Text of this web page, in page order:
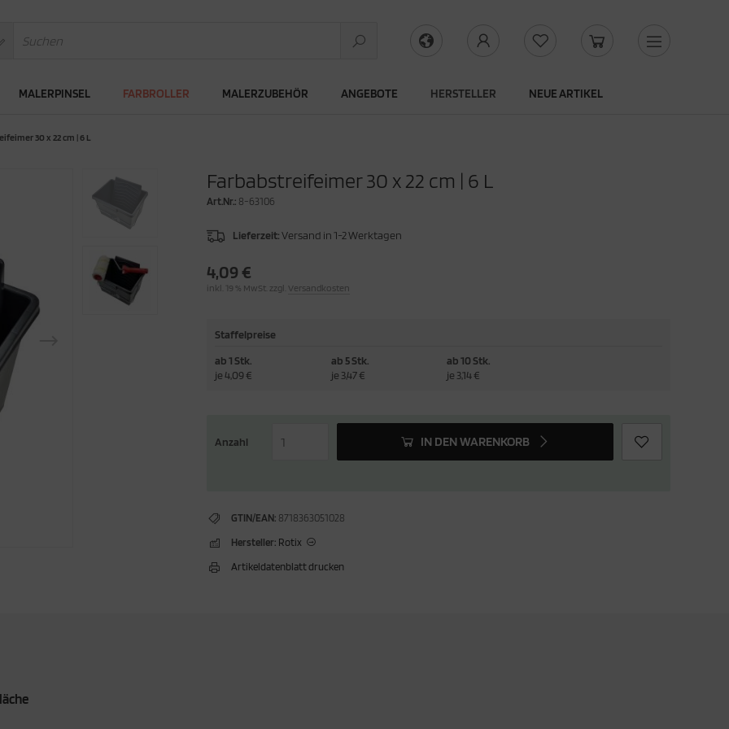
MALERPINSEL FARBROLLER MALERZUBEHÖR ANGEBOTE HERSTELLER NEUE ARTIKEL
30 x 22 cm | 6 L
Farbabstreifeimer 30 x 22 cm | 6 L
Art.Nr.: 8-63106
Lieferzeit:Versand in 1-2 Werktagen
4,09 €
inkl. 19 % MwSt. zzgl. Versandkosten
Staffelpreise
ab 1 Stk.
je 4,09 €
ab 5 Stk.
je 3,47 €
ab 10 Stk.
je 3,14 €
Anzahl IN DEN WARENKORB
GTIN/EAN: 8718363051028
Hersteller: Rotix
Artikeldatenblatt drucken